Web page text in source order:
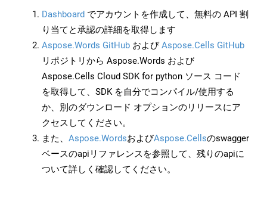
Dashboard でアカウントを作成して、無料の API 割
り当てと承認の詳細を取得します
Aspose.Words GitHub およびAspose.Cells GitHub
リポジトリから Aspose.Words および
Aspose.Cells Cloud SDK for python ソース コード
を取得して、SDK を自分でコンパイル/使用する
か、別のダウンロード オプションのリリースにア
クセスしてください。
また、 Aspose.WordsおよびAspose.Cellsのswagger
ベースのapiリファレンスを参照して、残りのapiに
ついて詳しく確認してください。